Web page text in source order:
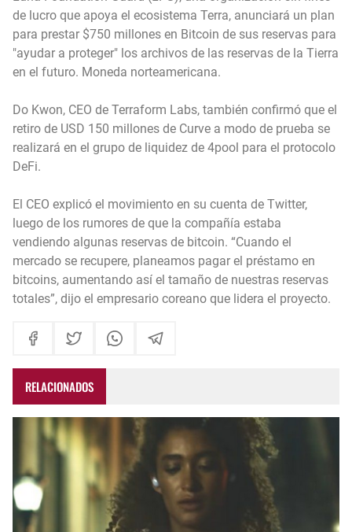
de lucro que apoya el ecosistema Terra, anunciará un plan
para prestar $750 millones en Bitcoin de sus reservas para
"ayudar a proteger" los archivos de las reservas de la Tierra
en el futuro. Moneda norteamericana.
Do Kwon, CEO de Terraform Labs, también confirmó que el
retiro de USD 150 millones de Curve a modo de prueba se
realizará en el grupo de liquidez de 4pool para el protocolo
DeFi.
El CEO explicó el movimiento en su cuenta de Twitter,
luego de los rumores de que la compañía estaba
vendiendo algunas reservas de bitcoin. “Cuando el
mercado se recupere, planeamos pagar el préstamo en
bitcoins, aumentando así el tamaño de nuestras reservas
totales”, dijo el empresario coreano que lidera el proyecto.
RELACIONADOS